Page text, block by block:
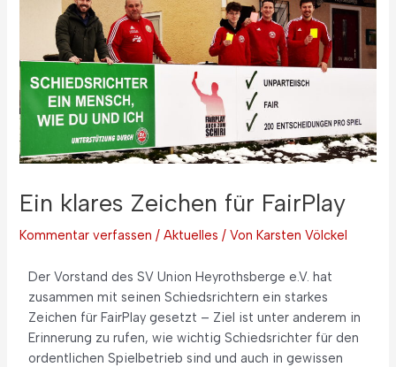
Ein klares Zeichen für FairPlay
Kommentar verfassen /Aktuelles / Von Karsten Völckel
Der Vorstand des SV Union Heyrothsberge e.V. hat
zusammen mit seinen Schiedsrichtern ein starkes
Zeichen für FairPlay gesetzt – Ziel ist unter anderem in
Erinnerung zu rufen, wie wichtig Schiedsrichter für den
ordentlichen Spielbetrieb sind und auch in gewissen